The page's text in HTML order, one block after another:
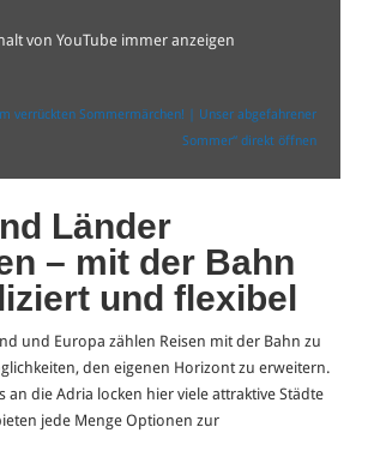
von YouTube immer anzeigen
verrückten Sommermärchen! | Unser abgefahrener
Sommer“ direkt öffnen
Länder
– mit der Bahn
und flexibel
und Europa zählen Reisen mit der Bahn zu
den eigenen Horizont zu erweitern.
an die Adria locken hier viele attraktive Städte
jede Menge Optionen zur